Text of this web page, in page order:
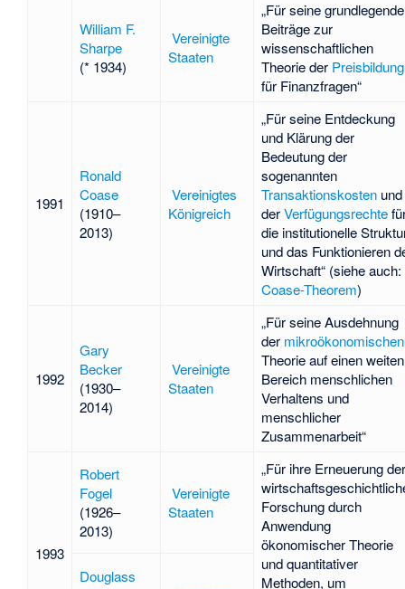
William F.
Sharpe
(* 1934)
Vereinigte
Staaten
„Für seine
Beiträge zur
wissenschaftlichen
Theorie der Preisbildung
für Finanzfragen“
1991
Ronald
Coase
(1910–
2013)
Vereinigtes
Königreich
„Für seine Entdeckung
und Klärung der
Bedeutung der
sogenannten
Transaktionskostenund
derVerfügungsrechte
die institutionelle
und das Funktionieren
Wirtschaft“ (siehe auch:
Coase-Theorem)
1992
Gary
Becker
(1930–
2014)
Vereinigte
Staaten
„Für seine Ausdehnung
der mikroökonomischen
Theorie auf einen weiten
Bereich menschlichen
Verhaltens und
menschlicher
Zusammenarbeit“
1993
Robert
Fogel
(1926–
2013)
Vereinigte
Staaten
„Für ihre Erneuerung der
Forschung durch
Anwendung
ökonomischer Theorie
und quantitativer
Methoden, um
Douglass